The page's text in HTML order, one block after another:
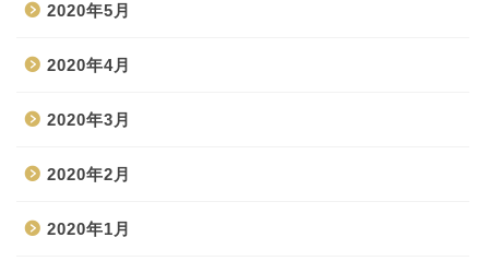
2020年5月
2020年4月
2020年3月
2020年2月
2020年1月